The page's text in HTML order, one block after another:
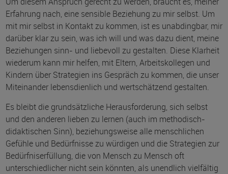
Erfahrung nach, eine sensible Beziehung zu mir selbst. Um
mit mir selbst in Kontakt zu kommen, ist es unabdingbar, mir
darüber klar zu sein, was ich will und was dazu dient, meine
Beziehungen sinn- und liebevoll zu gestalten. Diese Klarheit
wiederum kann mir helfen, mit Eltern, Arbeitskollegen und
Kindern über Strategien ins Gespräch zu kommen, die unser
Miteinander lebensdienlich und wertschätzend gestalten.
Es bleibt die grundsätzliche Herausforderung, sich selbst
und den anderen lieben zu lernen (auch im methodisch-
didaktischen Sinn), beziehungsweise alle menschlichen
Gefühle und Bedürfnisse zu würdigen und die Strategien zur
Bedürfniserfüllung, die von Mensch zu Mensch oft
unterschiedlicher nicht sein könnten, als unendlich vielfältig